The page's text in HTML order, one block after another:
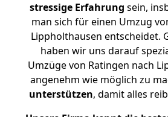
stressige Erfahrung sein,
man sich für einen Umzug
Lippholthausen entscheidet.
haben wir uns darauf
Umzüge von Ratingen nach
angenehm wie möglich zu
unterstützen, damit alles